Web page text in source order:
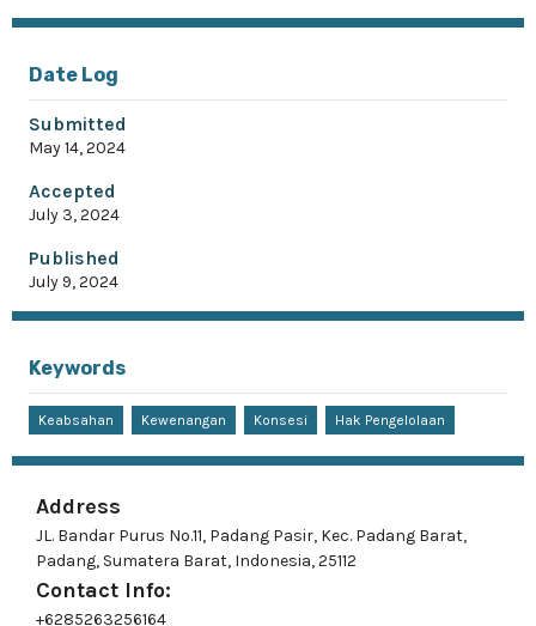
Date Log
Submitted
May 14, 2024
Accepted
July 3, 2024
Published
July 9, 2024
Keywords
Keabsahan Kewenangan Konsesi Hak Pengelolaan
Address
JL. Bandar Purus No.11, Padang Pasir, Kec. Padang Barat,
Padang, Sumatera Barat, Indonesia, 25112
Contact Info:
+6285263256164